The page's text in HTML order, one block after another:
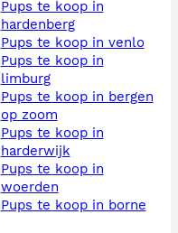
pups te koop in
hardenberg
pups te koop in venlo
pups te koop in
limburg
pups te koop in bergen
op zoom
pups te koop in
harderwijk
pups te koop in
woerden
pups te koop in borne